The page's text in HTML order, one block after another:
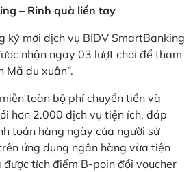
– Rinh quà liền tay
ký mới dịch vụ BIDV SmartBanking
nhận ngay 03 lượt chơi để tham
Mã du xuân”.
toàn bộ phí chuyển tiền và
hơn 2.000 dịch vụ tiện ích, đáp
toán hàng ngày của người sử
ứng dụng ngân hàng vừa tiện
được tích điểm B-poin đổi voucher